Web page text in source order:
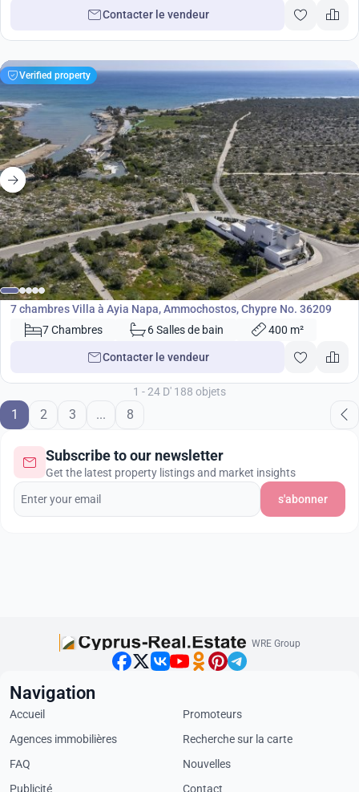
Contacter le vendeur
Verified property
€3 250 000
Villa
7 chambres Villa à Ayia Napa, Ammochostos, Chypre No. 36209
7 Chambres
6 Salles de bain 400 m²
Contacter le vendeur
1 - 24 D' 188 objets
1 2 3 ... 8
Subscribe to our newsletter
Get the latest property listings and market insights
s'abonner
WRE Group
Navigation
Accueil
Promoteurs
Agences immobilières
Recherche sur la carte
FAQ
Nouvelles
Publicité
Contact